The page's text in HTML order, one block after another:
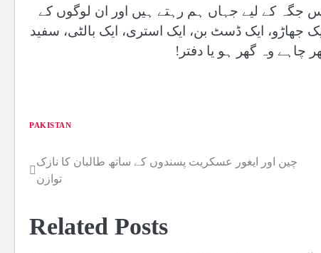
جگہ کے لیے جہاں ہم رہتے ہیں اور ان لوگوں کے
جھاڑو، ایک ڈسٹ بن، ایک استری، ایک بالٹی، سفید
چاہے وہ گھر ہو یا دفتر!
PAKISTAN
Post
navigation
چین اور ایغور عسکریت پسندوں کے ساتھ طالبان کا نازک
توازن
Related Posts